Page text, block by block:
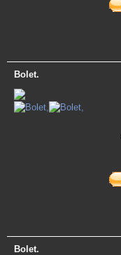
Bolet.
Bolet.